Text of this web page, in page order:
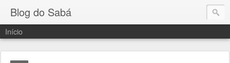
Blog do Sabá
Início